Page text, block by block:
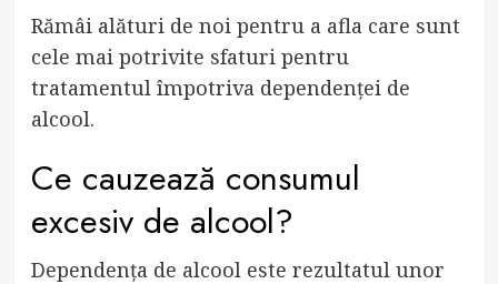
Rămâi alături de noi pentru a afla care sunt
cele mai potrivite sfaturi pentru
tratamentul împotriva dependenței de
alcool.
Ce cauzează consumul
excesiv de alcool?
Dependența de alcool este rezultatul unor